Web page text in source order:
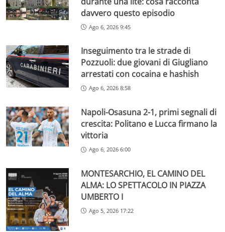
davvero questo episodio
Ago 6, 2026 9:45
Inseguimento tra le strade di
Pozzuoli: due giovani di Giugliano
arrestati con cocaina e hashish
Ago 6, 2026 8:58
Napoli-Osasuna 2-1, primi segnali di
crescita: Politano e Lucca firmano la
vittoria
Ago 6, 2026 6:00
MONTESARCHIO, EL CAMINO DEL
ALMA: LO SPETTACOLO IN PIAZZA
UMBERTO I
Ago 5, 2026 17:22